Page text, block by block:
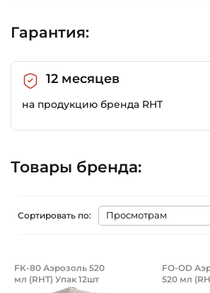
Гарантия:
12 месяцев
на продукцию бренда RHT
Товары бренда:
Сортировать по:
Проникающая смазка
Профессиональная проникающая
FK-80 Аэрозоль 520
мл (RHT) Упак 12шт
Смазка
FO-OD
520 мл